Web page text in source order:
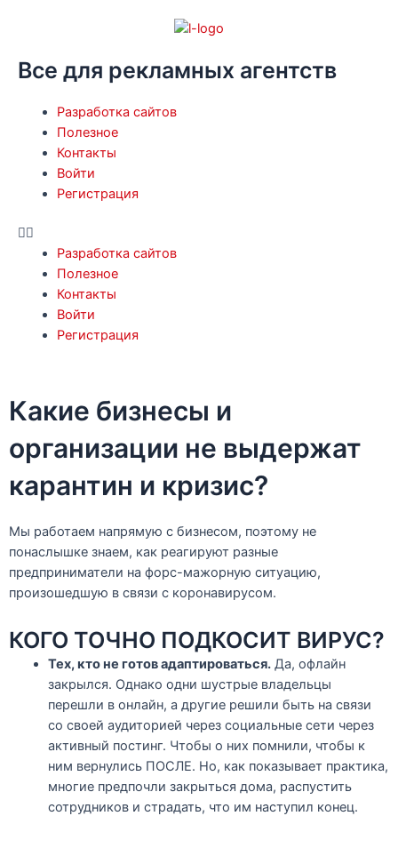
Все для рекламных агентств
Разработка сайтов
Полезное
Контакты
Войти
Регистрация
Menu
Разработка сайтов
Полезное
Контакты
Войти
Регистрация
Какие бизнесы и
организации не выдержат
карантин и кризис?
Мы работаем напрямую с бизнесом, поэтому не
понаслышке знаем, как реагируют разные
предприниматели на форс-мажорную ситуацию,
произошедшую в связи с коронавирусом.
КОГО ТОЧНО ПОДКОСИТ ВИРУС?
Тех, кто не готов адаптироваться.Да, офлайн
закрылся. Однако одни шустрые владельцы
перешли в онлайн, а другие решили быть на связи
со своей аудиторией через социальные сети через
активный постинг. Чтобы о них помнили, чтобы к
ним вернулись ПОСЛЕ. Но, как показывает практика,
многие предпочли закрыться дома, распустить
сотрудников и страдать, что им наступил конец.